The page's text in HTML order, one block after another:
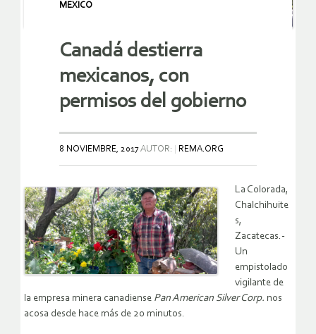
MEXICO
Canadá destierra
mexicanos, con
permisos del gobierno
8 NOVIEMBRE, 2017AUTOR: REMA.ORG
La Colorada,
Chalchihuite
s,
Zacatecas.-
Un
empistolado
vigilante de
la empresa minera canadiense Pan American Silver Corp. nos
acosa desde hace más de 20 minutos.